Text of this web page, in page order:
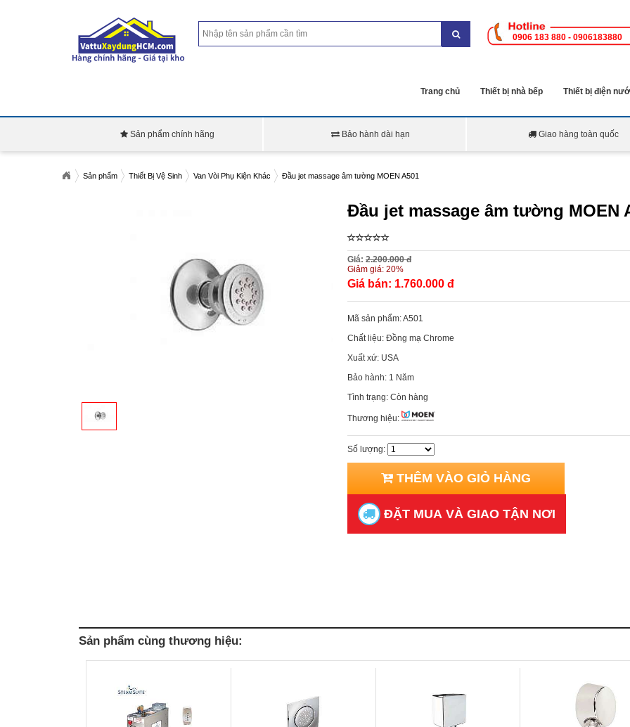
0906 183 880 - 0906183880
Trang chủ Thiết bị nhà bếp Thiết bị điện
Sản phẩm chính hãng Bảo hành dài hạn Giao hàng toàn quốc
Sản phẩm Thiết Bị Vệ Sinh Van Vòi Phụ Kiện Khác Đầu jet massage âm tường MOEN A501
Đầu jet massage âm tường MOEN
Giá: 2.200.000 đ
Giảm giá: 20%
Giá bán: 1.760.000 đ
Mã sản phẩm:A501
Chất liệu: Đồng mạ Chrome
Xuất xứ: USA
Bảo hành: 1 Năm
Tình trạng: Còn hàng
Thương hiệu:
Số lượng:
THÊM VÀO GIỎ HÀNG
ĐẶT MUA VÀ GIAO TẬN NƠI
Sản phẩm cùng thương hiệu: